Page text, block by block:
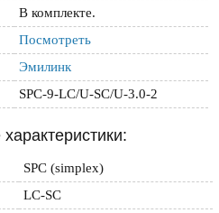
В комплекте.
Посмотреть
Эмилинк
SPC-9-LC/U-SC/U-3.0-2
SPC (simplex)
LC-SC